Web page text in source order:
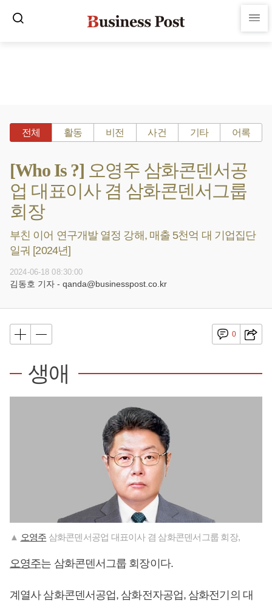
전체 활동 비전 사건 기타 어록
[Who Is ?] 오영주 삼화콘덴서공
업 대표이사 겸 삼화콘덴서그룹
회장
부친 이어 연구개발 열정 강해, 매출 5천억 대 기업집단
일궈 [2024년]
2024-06-18 08:30:00
김동호 기자 - qanda@businesspost.co.kr
0
생애
▲ 오영주 삼화콘덴서공업 대표이사 겸 삼화콘덴서그룹 회장,
오영주는 삼화콘덴서그룹 회장이다.
계열사 삼화콘덴서공업, 삼화전자공업, 삼화전기의 대